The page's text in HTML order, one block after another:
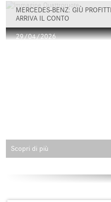
MERCEDES-BENZ: GIÙ
ARRIVA IL CONTO
29/04/2026
Scopri di più